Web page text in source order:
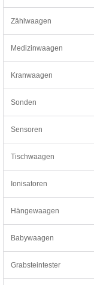
Zählwaagen
Medizinwaagen
Kranwaagen
Sonden
Sensoren
Tischwaagen
Ionisatoren
Hängewaagen
Babywaagen
Grabsteintester